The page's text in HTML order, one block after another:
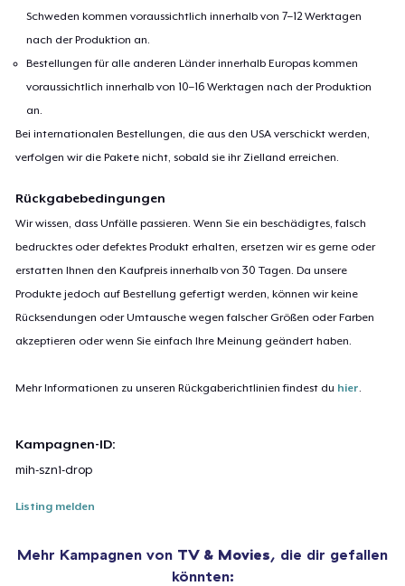
Schweden kommen voraussichtlich innerhalb von 7–12 Werktagen
nach der Produktion an.
Bestellungen für alle anderen Länder innerhalb Europas kommen
voraussichtlich innerhalb von 10–16 Werktagen nach der Produktion
an.
Bei internationalen Bestellungen, die aus den USA verschickt werden,
verfolgen wir die Pakete nicht, sobald sie ihr Zielland erreichen.
Rückgabebedingungen
Wir wissen, dass Unfälle passieren. Wenn Sie ein beschädigtes, falsch
bedrucktes oder defektes Produkt erhalten, ersetzen wir es gerne oder
erstatten Ihnen den Kaufpreis innerhalb von 30 Tagen. Da unsere
Produkte jedoch auf Bestellung gefertigt werden, können wir keine
Rücksendungen oder Umtausche wegen falscher Größen oder Farben
akzeptieren oder wenn Sie einfach Ihre Meinung geändert haben.
Mehr Informationen zu unseren Rückgaberichtlinien findest du hier.
Kampagnen-ID:
mih-szn1-drop
Listing melden
Mehr Kampagnen von TV & Movies, die dir gefallen
könnten: